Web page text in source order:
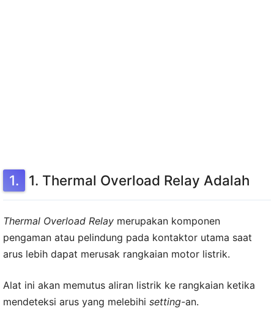
1. Thermal Overload Relay Adalah
Thermal Overload Relay merupakan komponen
pengaman atau pelindung pada kontaktor utama saat
arus lebih dapat merusak rangkaian motor listrik.
Alat ini akan memutus aliran listrik ke rangkaian ketika
mendeteksi arus yang melebihi setting-an.